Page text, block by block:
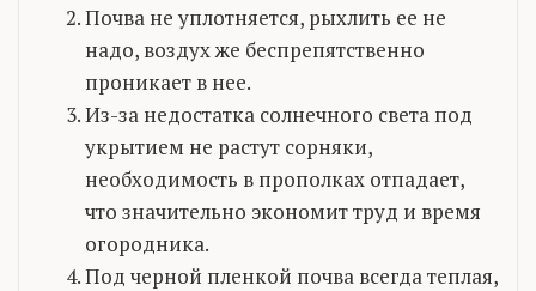
Почва не уплотняется, рыхлить ее не
надо, воздух же беспрепятственно
проникает в нее.
Из-за недостатка солнечного света под
укрытием не растут сорняки,
необходимость в прополках отпадает,
что значительно экономит труд и время
огородника.
Под черной пленкой почва всегда теплая,